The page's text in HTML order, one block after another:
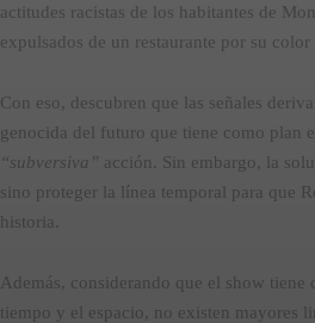
actitudes racistas de los habitantes de
expulsados de un restaurante por su color
Con eso, descubren que las señales
genocida del futuro que tiene como plan
“subversiva” acción. Sin embargo, la
sino proteger la línea temporal para que
historia.
Además, considerando que el show tiene
tiempo y el espacio, no existen mayores